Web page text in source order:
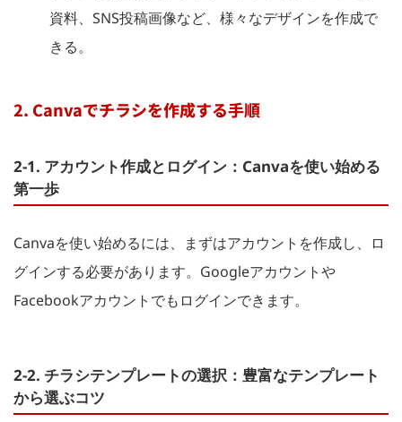
資料、SNS投稿画像など、様々なデザインを作成で
きる。
2. Canvaでチラシを作成する手順
2-1. アカウント作成とログイン：Canvaを使い始める
第一歩
Canvaを使い始めるには、まずはアカウントを作成し、ロ
グインする必要があります。Googleアカウントや
Facebookアカウントでもログインできます。
2-2. チラシテンプレートの選択：豊富なテンプレート
から選ぶコツ